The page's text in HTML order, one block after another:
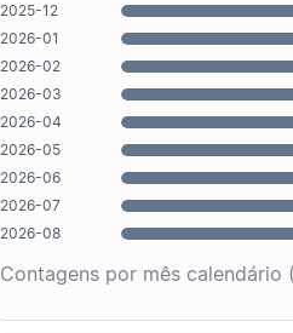
2025-12
2026-01
2026-02
2026-03
2026-04
2026-05
2026-06
2026-07
2026-08
Contagens por mês calendário